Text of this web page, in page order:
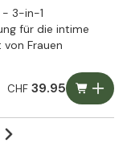
- 3-in-1
für die intime
Frauen
CHF39.95